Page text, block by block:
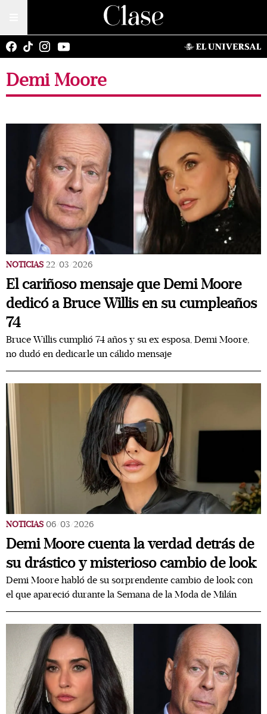
Demi Moore
NOTICIAS 22/03/2026
El cariñoso mensaje que Demi Moore
dedicó a Bruce Willis en su cumpleaños
74
Bruce Willis cumplió 74 años y su ex esposa, Demi Moore,
no dudó en dedicarle un cálido mensaje
NOTICIAS 06/03/2026
Demi Moore cuenta la verdad detrás de
su drástico y misterioso cambio de look
Demi Moore habló de su sorprendente cambio de look con
el que apareció durante la Semana de la Moda de Milán